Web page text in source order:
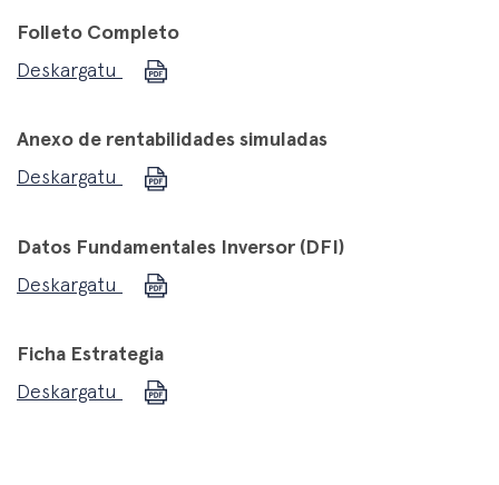
Folleto Completo
Deskargatu
Anexo de rentabilidades simuladas
Deskargatu
Datos Fundamentales Inversor (DFI)
Deskargatu
Ficha Estrategia
Deskargatu